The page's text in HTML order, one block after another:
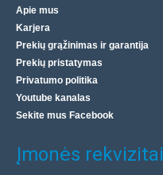
Apie mus
Karjera
Prekių grąžinimas ir garantija
Prekių pristatymas
Privatumo politika
Youtube kanalas
Sekite mus Facebook
Įmonės rekvizitai